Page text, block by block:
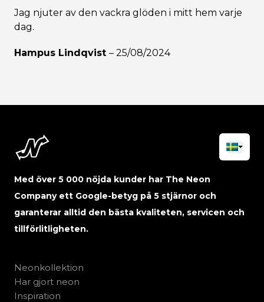
Jag njuter av den vackra glöden i mitt hem varje
dag.
Hampus Lindqvist – 25/08/2024
Med över 5 000 nöjda kunder har The Neon
Company ett Google-betyg på 5 stjärnor och
garanterar alltid den bästa kvaliteten, servicen och
tillförlitligheten.
Neonkollektion
Har gjort neon
Inspiration